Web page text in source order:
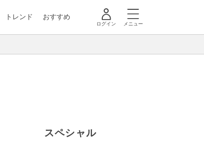
トレンド おすすめ
ログイン メニュー
スペシャル